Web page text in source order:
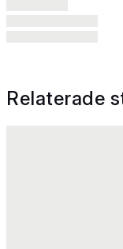
Relaterade